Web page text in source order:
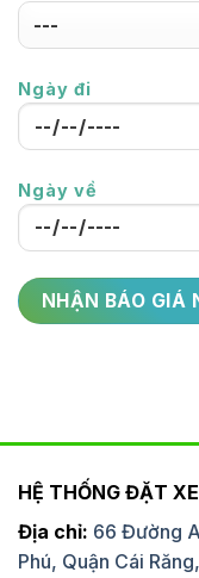
Ngày đi
Ngày về
HỆ THỐNG ĐẶT
Địa chỉ: 66 Đường
Phú, Quận Cái